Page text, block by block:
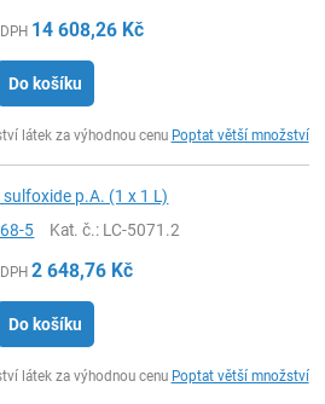
14 608,26 Kč
Do košíku
látek za výhodnou cenu Poptat větší množství
sulfoxide p.A. (1 x 1 L)
5 Kat. č.: LC-5071.2
2 648,76 Kč
Do košíku
látek za výhodnou cenu Poptat větší množství